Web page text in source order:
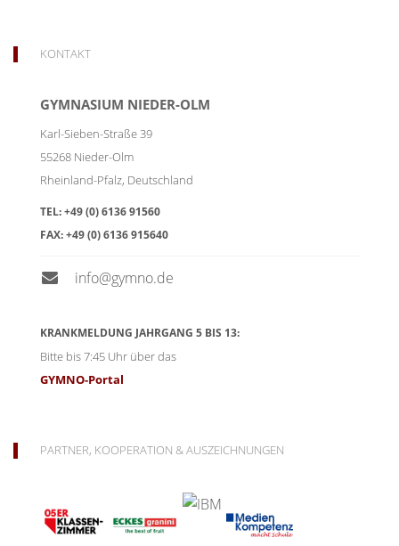
KONTAKT
GYMNASIUM NIEDER-OLM
Karl-Sieben-Straße 39
55268 Nieder-Olm
Rheinland-Pfalz, Deutschland
TEL:+49 (0) 6136 91560
FAX:+49 (0) 6136 915640
info@gymno.de
KRANKMELDUNG JAHRGANG 5 BIS 13:
Bitte bis 7:45 Uhr über das
GYMNO-Portal
PARTNER, KOOPERATION & AUSZEICHNUNGEN